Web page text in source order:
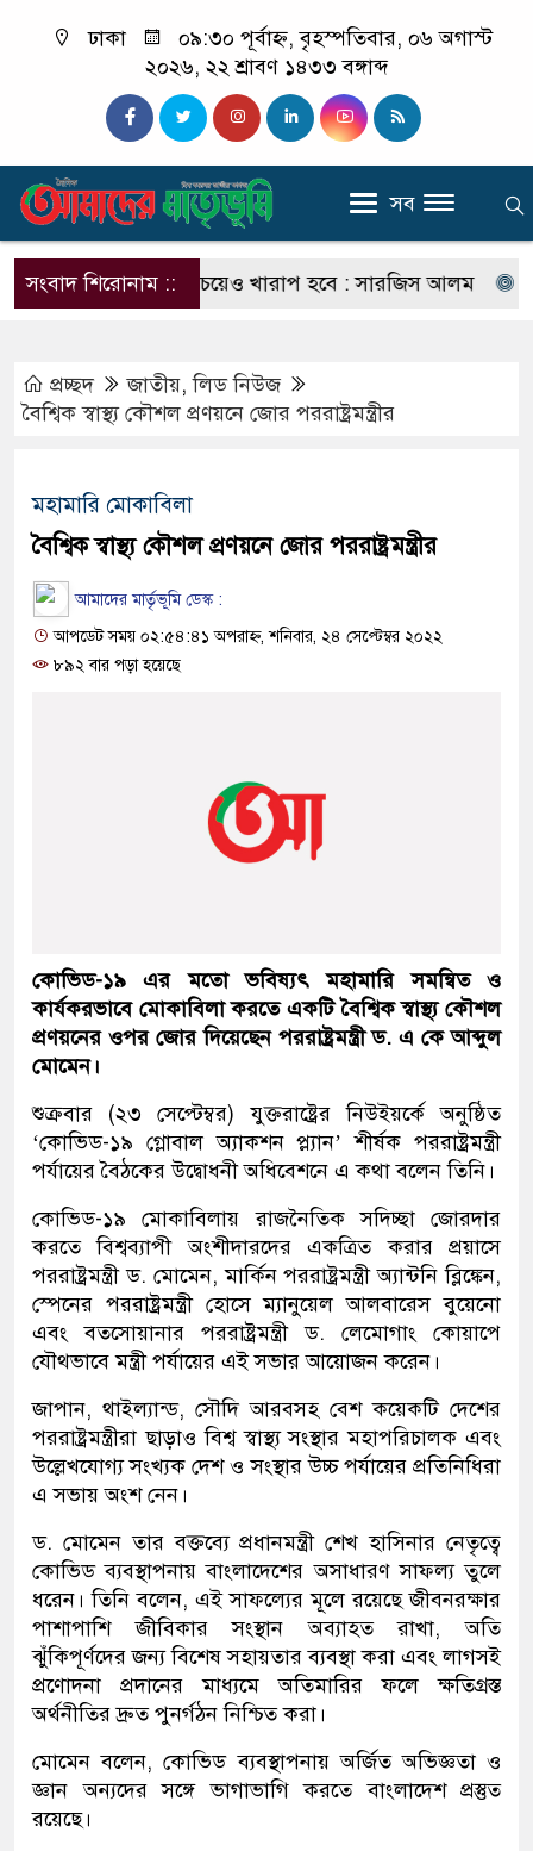
ঢাকা
০৯:৩০ পূর্বাহ্ন, বৃহস্পতিবার, ০৬ অগাস্ট
২০২৬, ২২ শ্রাবণ ১৪৩৩ বঙ্গাব্দ
সব
সংবাদ শিরোনাম ::
ছাত্রলীগের চেয়েও খারাপ হবে : সারজিস আলম যাদের
প্রচ্ছদ জাতীয়,লিড নিউজ
বৈশ্বিক স্বাস্থ্য কৌশল প্রণয়নে জোর পররাষ্ট্রমন্ত্রীর
মহামারি মোকা‌বিলা
বৈশ্বিক স্বাস্থ্য কৌশল প্রণয়নে জোর পররাষ্ট্রমন্ত্রীর
আমাদের মার্তৃভূমি ডেস্ক :
আপডেট সময় ০২:৫৪:৪১ অপরাহ্ন, শনিবার, ২৪ সেপ্টেম্বর ২০২২
৮৯২ বার পড়া হয়েছে
কোভিড-১৯ এর মতো ভবিষ্যৎ মহামারি সমন্বিত ও
কার্যকরভাবে মোকাবিলা করতে একটি বৈশ্বিক স্বাস্থ্য কৌশল
প্রণয়নের ওপর জোর দিয়েছেন পররাষ্ট্রমন্ত্রী ড. এ কে আব্দুল
মোমেন।
শুক্রবার (২৩ সেপ্টেম্বর) যুক্তরাষ্ট্রের নিউইয়র্কে অনুষ্ঠিত
‘কোভিড-১৯ গ্লোবাল অ্যাকশন প্ল্যান’ শীর্ষক পররাষ্ট্রমন্ত্রী
পর্যায়ের বৈঠকের উদ্বোধনী অধিবেশনে এ কথা বলেন তিনি।
কোভিড-১৯ মোকাবিলায় রাজনৈতিক সদিচ্ছা জোরদার
করতে বিশ্বব্যাপী অংশীদারদের একত্রিত করার প্রয়াসে
পররাষ্ট্রমন্ত্রী ড. মোমেন, মার্কিন পররাষ্ট্রমন্ত্রী অ্যান্টনি ব্লিঙ্কেন,
স্পেনের পররাষ্ট্রমন্ত্রী হোসে ম্যানুয়েল আলবারেস বুয়েনো
এবং বতসোয়ানার পররাষ্ট্রমন্ত্রী ড. লেমোগাং কোয়াপে
যৌথভাবে মন্ত্রী পর্যায়ের এই সভার আয়োজন করেন।
জাপান, থাইল্যান্ড, সৌদি আরবসহ বেশ কয়েকটি দেশের
পররাষ্ট্রমন্ত্রীরা ছাড়াও বিশ্ব স্বাস্থ্য সংস্থার মহাপরিচালক এবং
উল্লেখযোগ্য সংখ্যক দেশ ও সংস্থার উচ্চ পর্যায়ের প্রতিনিধিরা
এ সভায় অংশ নেন।
ড. মোমেন তার বক্তব্যে প্রধানমন্ত্রী শেখ হাসিনার নেতৃত্বে
কোভিড ব্যবস্থাপনায় বাংলাদেশের অসাধারণ সাফল্য তুলে
ধরেন। তিনি বলেন, এই সাফল্যের মূলে রয়েছে জীবনরক্ষার
পাশাপাশি জীবিকার সংস্থান অব্যাহত রাখা, অতি
ঝুঁকিপূর্ণদের জন্য বিশেষ সহায়তার ব্যবস্থা করা এবং লাগসই
প্রণোদনা প্রদানের মাধ্যমে অতিমারির ফলে ক্ষতিগ্রস্ত
অর্থনীতির দ্রুত পুনর্গঠন নিশ্চিত করা।
মো‌মেন বলেন, কোভিড ব্যবস্থাপনায় অর্জিত অভিজ্ঞতা ও
জ্ঞান অন্যদের সঙ্গে ভাগাভাগি করতে বাংলাদেশ প্রস্তুত
রয়েছে।